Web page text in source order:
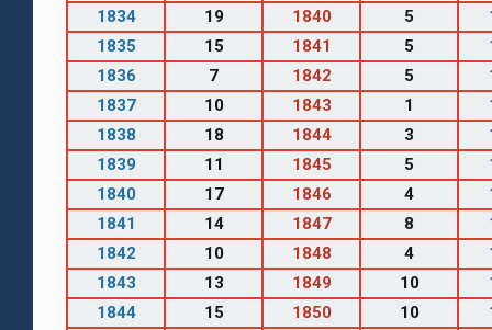
1834
19 1840 5
1835
15 1841 5
1836
7 1842 5
1837
10 1843 1
1838
18 1844 3
1839
11 1845 5
1840
17 1846 4
1841
14 1847 8
1842
10 1848 4
1843
13 1849 10
1844
15 1850 10